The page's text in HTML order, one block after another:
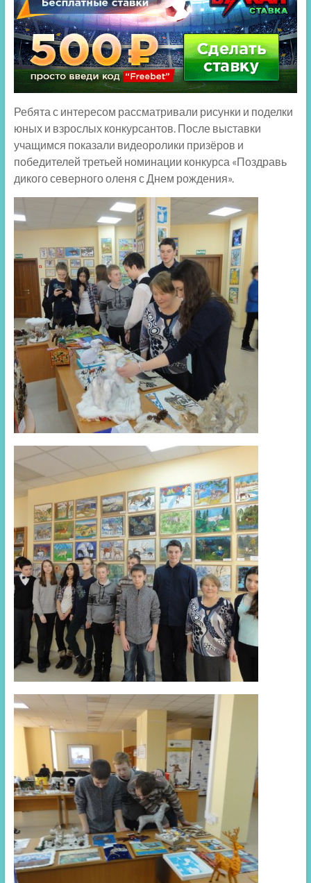
Ребята с интересом рассматривали рисунки и поделки
юных и взрослых конкурсантов. После выставки
учащимся показали видеоролики призёров и
победителей третьей номинации конкурса «Поздравь
дикого северного оленя с Днем рождения».